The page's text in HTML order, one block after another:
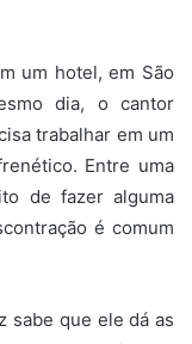
um hotel, em São
dia, o cantor
trabalhar em um
Entre uma
de fazer alguma
é comum
sabe que ele dá as